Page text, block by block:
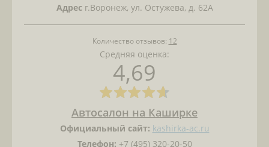
Адресг.Воронеж, ул. Остужева, д. 62А
Количество отзывов: 12
Средняя оценка:
4,69
Автосалон на Каширке
Официальный сайт: kashirka-ac.ru
Телефон: +7 (495) 320-20-50